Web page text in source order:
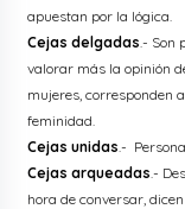
apuestan por la lógica.
Cejas delgadas .- Son
valorar más la opinión
mujeres, corresponden
feminidad.
Cejas unidas .-
Cejas arqueadas .-
hora de conversar,